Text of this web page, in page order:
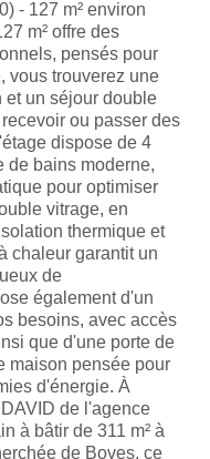
- 127 m² environ
m² offre des
pensés pour
vous trouverez une
et un séjour double
ou passer des
dispose de 4
de bains moderne,
pour optimiser
vitrage, en
thermique et
chaleur garantit un
de
également d'un
besoins, avec accès
que d'une porte de
maison pensée pour
d'énergie. À
de l'agence
à bâtir de 311 m² à
de Boves, ce